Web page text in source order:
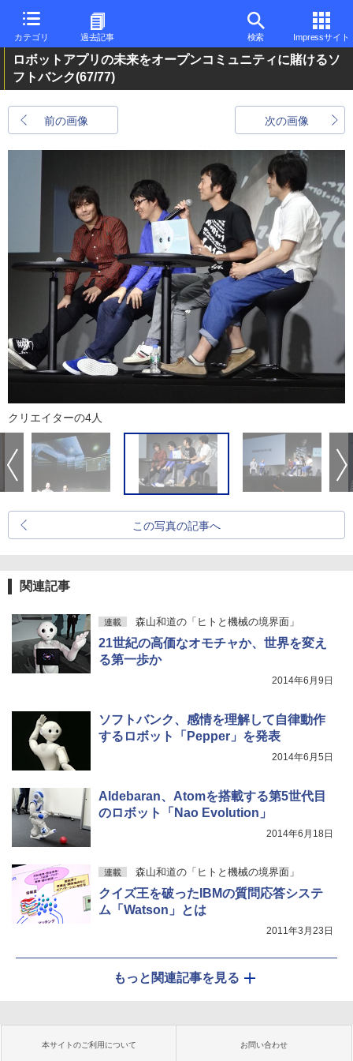
カテゴリ 過去記事 検索 Impressサイト
ロボットアプリの未来をオープンコミュニティに賭けるソ
フトバンク(67/77)
前の画像 次の画像
クリエイターの4人
この写真の記事へ
関連記事
連載 森山和道の「ヒトと機械の境界面」
21世紀の高価なオモチャか、世界を変え
る第一歩か
2014年6月9日
ソフトバンク、感情を理解して自律動作
するロボット「Pepper」を発表
2014年6月5日
Aldebaran、Atomを搭載する第5世代目
のロボット「Nao Evolution」
2014年6月18日
連載 森山和道の「ヒトと機械の境界面」
クイズ王を破ったIBMの質問応答システ
ム「Watson」とは
2011年3月23日
もっと関連記事を見る
本サイトのご利用について お問い合わせ